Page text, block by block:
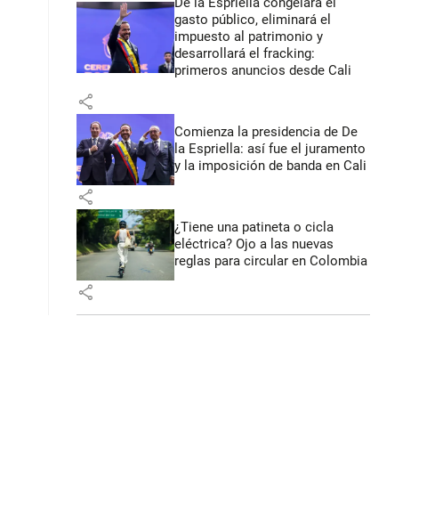
gasto público, eliminará el
impuesto al patrimonio y
desarrollará el fracking:
primeros anuncios desde Cali
share
Comienza la presidencia de De
la Espriella: así fue el juramento
y la imposición de banda en Cali
share
¿Tiene una patineta o cicla
eléctrica? Ojo a las nuevas
reglas para circular en Colombia
share